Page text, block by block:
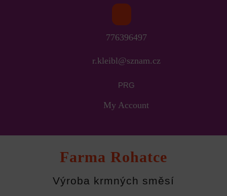
776396497
r.kleibl@sznam.cz
PRG
My Account
Farma Rohatce
Výroba krmných směsí